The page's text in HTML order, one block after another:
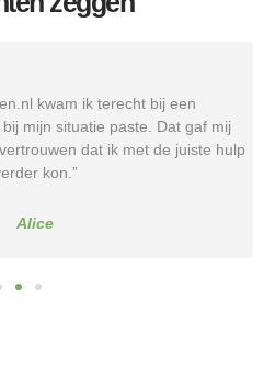
kwam ik terecht bij een
mijn situatie paste. Dat gaf mij
dat ik met de juiste hulp
kon.”
Alice